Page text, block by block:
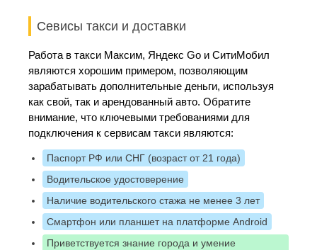
Севисы такси и доставки
Работа в такси Максим, Яндекс Go и СитиМобил
являются хорошим примером, позволяющим
зарабатывать дополнительные деньги, используя
как свой, так и арендованный авто. Обратите
внимание, что ключевыми требованиями для
подключения к сервисам такси являются:
Паспорт РФ или СНГ (возраст от 21 года)
Водительское удостоверение
Наличие водительского стажа не менее 3 лет
Смартфон или планшет на платформе Android
Приветствуется знание города и умение